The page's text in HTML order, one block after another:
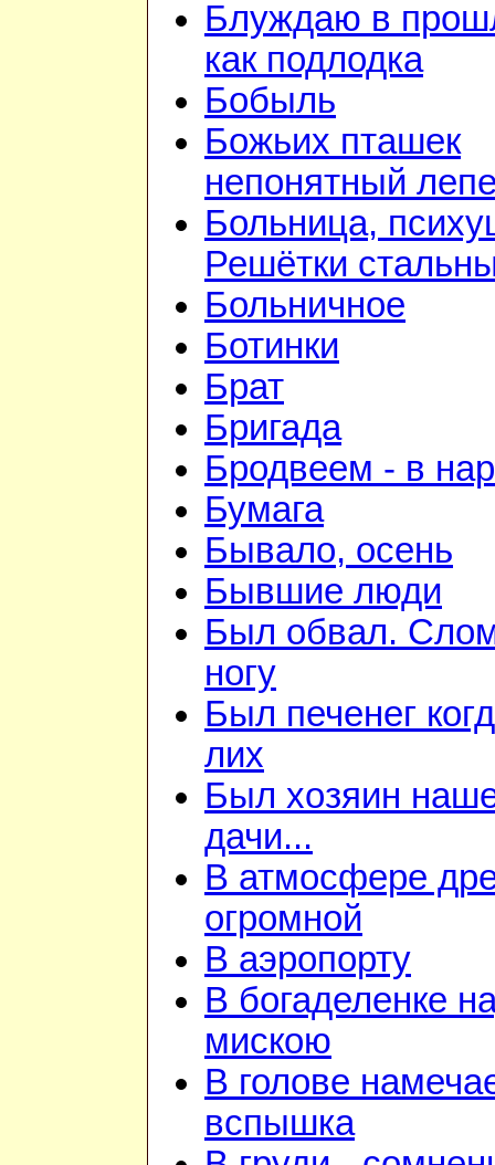
Блуждаю в
как подлодка
Бобыль
Божьих пташек
непонятный
Больница,
Решётки
Больничное
Ботинки
Брат
Бригада
Бродвеем - в
Бумага
Бывало, осень
Бывшие люди
Был обвал.
ногу
Был печенег
лих
Был хозяин
дачи...
В атмосфере
огромной
В аэропорту
В богаделенке
мискою
В голове
вспышка